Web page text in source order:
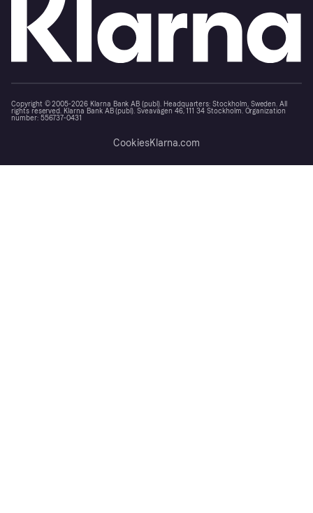
Copyright © 2005-2026 Klarna Bank AB (publ). Headquarters: Stockholm, Sweden. All
rights reserved. Klarna Bank AB (publ). Sveavägen 46, 111 34 Stockholm. Organization
number: 556737-0431
CookiesKlarna.com